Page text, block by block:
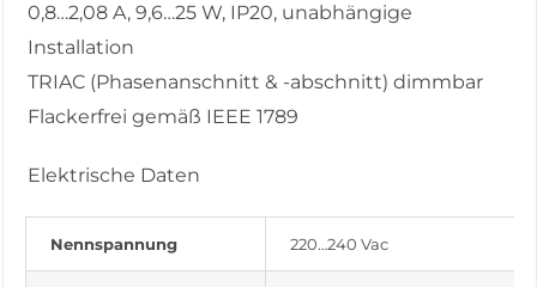
0,8…2,08 A, 9,6…25 W, IP20, unabhängige
Installation
TRIAC (Phasenanschnitt & -abschnitt) dimmbar
Flackerfrei gemäß IEEE 1789
Elektrische Daten
Nennspannung 220…240 Vac